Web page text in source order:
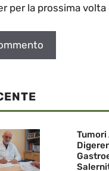
per la prossima
Tumori